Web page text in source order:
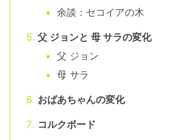
余談：セコイアの木
父 ジョンと 母 サラの変化
父 ジョン
母 サラ
おばあちゃんの変化
コルクボード